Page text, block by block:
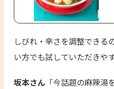
しびれ・辛さを調整できる
い方でも試していただきや
坂本さん 「今話題の麻辣